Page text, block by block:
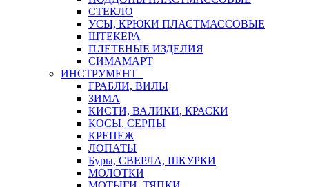
СТЕКЛО
УСЫ, КРЮКИ ПЛАСТМАССОВЫЕ
ШТЕКЕРА
ПЛЕТЕНЫЕ ИЗДЕЛИЯ
СИМАМАРТ
ИНСТРУМЕНТ
ГРАБЛИ, ВИЛЫ
ЗИМА
КИСТИ, ВАЛИКИ, КРАСКИ
КОСЫ, СЕРПЫ
КРЕПЕЖ
ЛОПАТЫ
Буры, СВЕРЛА, ШКУРКИ
МОЛОТКИ